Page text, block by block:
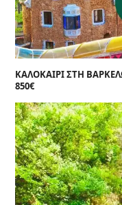
ΚΑΛΟΚΑΙΡΙ ΣΤΗ
850€